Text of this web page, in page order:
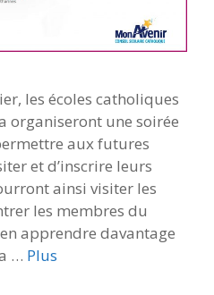
les écoles catholiques
organiseront une soirée
aux futures
et d’inscrire leurs
ainsi visiter les
les membres du
apprendre davantage
… Plus